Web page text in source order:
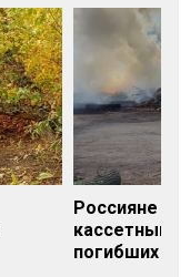
Россияне
кассетными
погибших